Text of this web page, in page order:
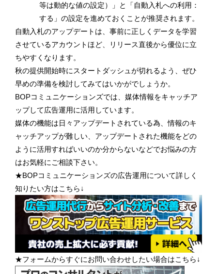
等は動的な値の設定）」と「自動入札への利用：
する」の設定を進めておくことが推奨されます。
自動入札のアップデートは、事前に正しくデータを学習
させているアカウントほど、リリース直後から優位に立
ちやすくなります。
秋の提供開始時にスタートダッシュが切れるよう、ぜひ
早めの準備を検討してみてはいかがでしょうか。
BOPコミュニケーションズでは、媒体情報をキャッチア
ップして広告運用に活用しています。
媒体の機能は日々アップデートされている為、情報のキ
ャッチアップが難しい、アップデートされた機能をどの
ように活用すればいいのか分からないなどでお悩みの方
はお気軽にご相談下さい。
★BOPコミュニケーションズの広告運用について詳しく
知りたい方はこちら↓
★フォームからすぐにお問い合わせしたい場合はこちら↓